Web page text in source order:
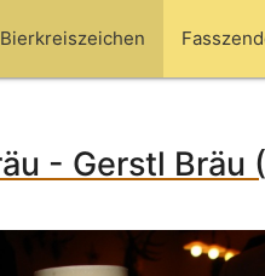
Bierkreiszeichen
- Gerstl Bräu